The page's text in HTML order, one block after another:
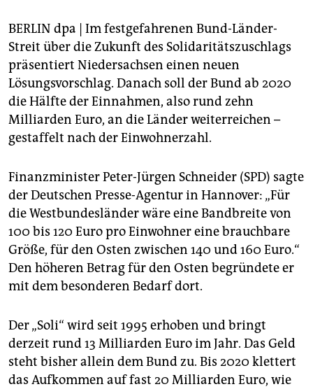
fragen & hilfe
unterstützen
abo
genossenschaft
BERLIN dpa | Im festgefahrenen Bund-Länder-
Streit über die Zukunft des Solidaritätszuschlags
präsentiert Niedersachsen einen neuen
Lösungsvorschlag. Danach soll der Bund ab 2020
die Hälfte der Einnahmen, also rund zehn
Milliarden Euro, an die Länder weiterreichen –
gestaffelt nach der Einwohnerzahl.
Finanzminister Peter-Jürgen Schneider (SPD) sagte
der Deutschen Presse-Agentur in Hannover: „Für
die Westbundesländer wäre eine Bandbreite von
100 bis 120 Euro pro Einwohner eine brauchbare
Größe, für den Osten zwischen 140 und 160 Euro.“
Den höheren Betrag für den Osten begründete er
mit dem besonderen Bedarf dort.
Der „Soli“ wird seit 1995 erhoben und bringt
derzeit rund 13 Milliarden Euro im Jahr. Das Geld
steht bisher allein dem Bund zu. Bis 2020 klettert
das Aufkommen auf fast 20 Milliarden Euro, wie